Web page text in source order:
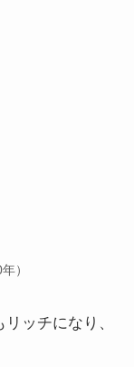
）
ッチになり、